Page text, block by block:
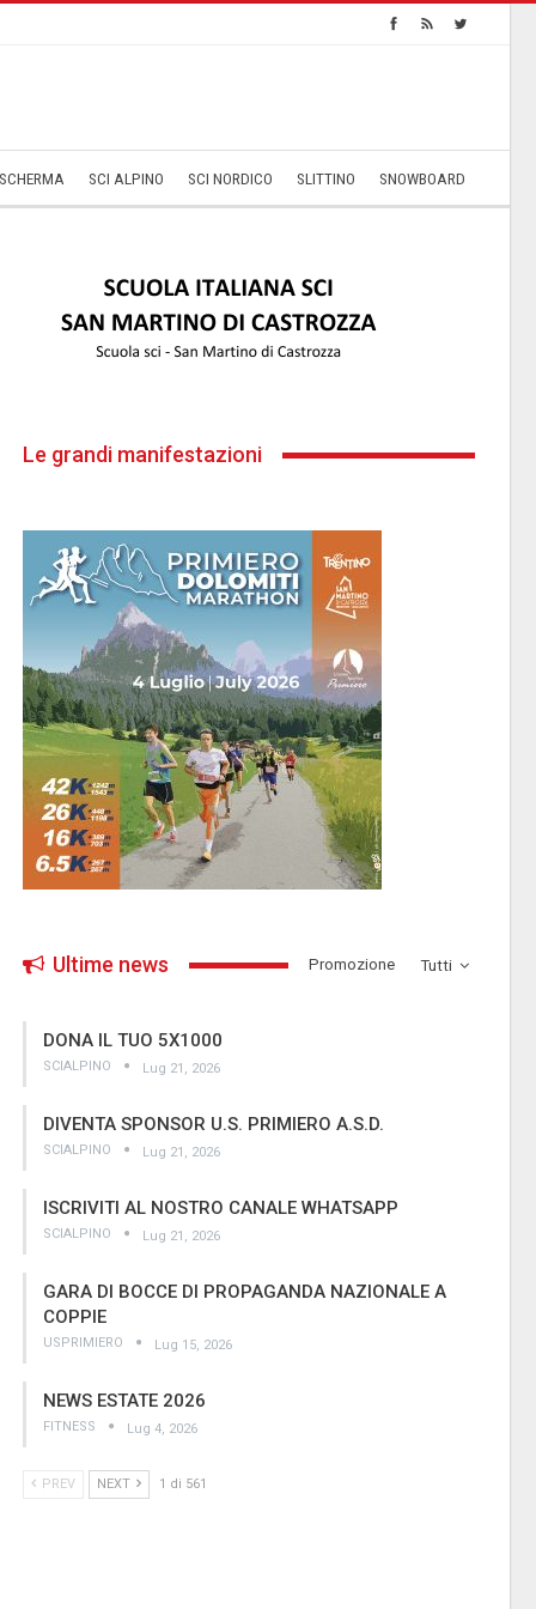
SCHERMA SCI ALPINO SCI NORDICO SLITTINO SNOWBOARD
Le grandi manifestazioni
Tutti
Ultime news ­Promozione
DONA IL TUO 5X1000
SCIALPINO Lug 21, 2026
DIVENTA SPONSOR U.S. PRIMIERO A.S.D.
SCIALPINO Lug 21, 2026
ISCRIVITI AL NOSTRO CANALE WHATSAPP
SCIALPINO Lug 21, 2026
GARA DI BOCCE DI PROPAGANDA NAZIONALE A
COPPIE
USPRIMIERO Lug 15, 2026
NEWS ESTATE 2026
FITNESS Lug 4, 2026
PREV NEXT 1 di 561